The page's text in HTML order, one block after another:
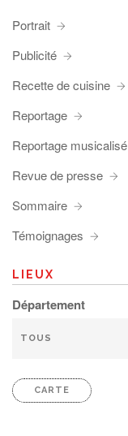
Portrait
Publicité
Recette de cuisine
Reportage
Reportage musicalisé
Revue de presse
Sommaire
Témoignages
LIEUX
Département
CARTE